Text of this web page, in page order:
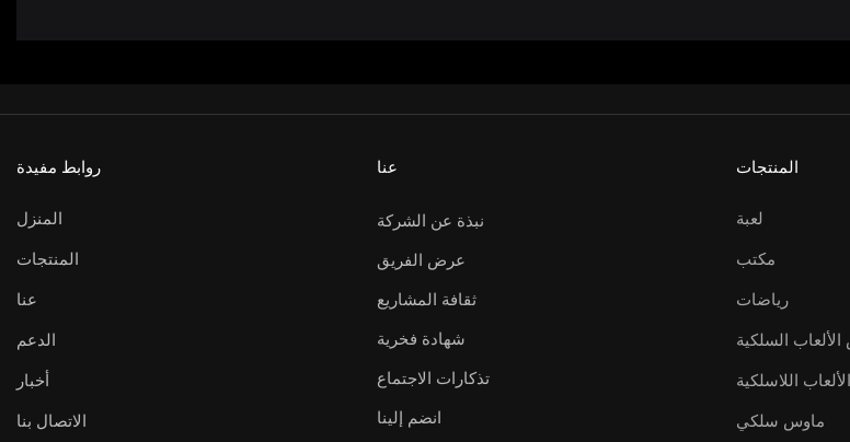
روابط مفيدة
المنزل
المنتجات
عنا
الدعم
أخبار
الاتصال بنا
عنا
نبذة عن الشركة
عرض الفريق
ثقافة المشاريع
شهادة فخرية
تذكارات الاجتماع
انضم إلينا
المنتجات
لعبة
مكتب
رياضات
السلكية
اللاسلكية
ماوس سلكي